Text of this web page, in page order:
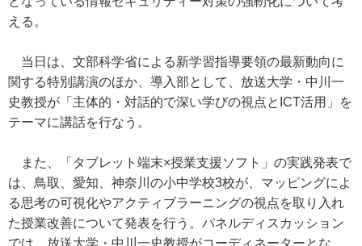
える。
当日は、文部科学省による新学習指導要領の最新動向に
関する特別講演のほか、導入部として、放送大学・中川一
史教授が「主体的・対話的で深い学びの視点とICT活用」を
テーマに講話を行なう。
また、「タブレット端末×授業支援ソフト」の実践発表で
は、鳥取、愛知、神奈川の小中学校3校が、マッピングによ
る思考の可視化やアクティブラーニングの視点を取り入れ
た授業改善について発表を行う。パネルディスカッション
では、放送大学・中川一史教授がコーディネーターとな